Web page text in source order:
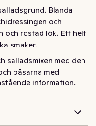
Blanda
och
och rostad lök. Ett helt
smaker.
salladsmixen med den
påsarna med
Färskt, gott och
ett tillbehör din
information.